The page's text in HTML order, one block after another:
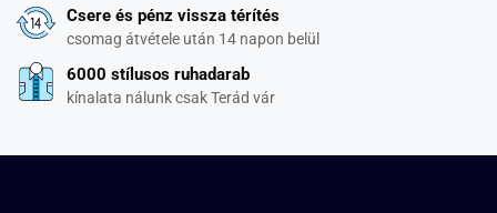
Csere és pénz vissza térítés
csomag átvétele után 14 napon belül
6000 stílusos ruhadarab
kínalata nálunk csak Terád vár